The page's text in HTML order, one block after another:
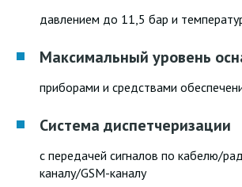
давлением до 11,5 бар и
Максимальный уровень
приборами и средствами
Система диспетчеризации
с передачей сигналов по кабелю/
каналу/GSM-каналу